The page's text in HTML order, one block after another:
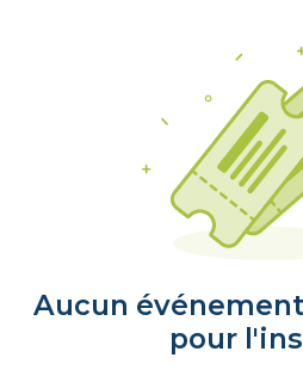
Aucun
pour